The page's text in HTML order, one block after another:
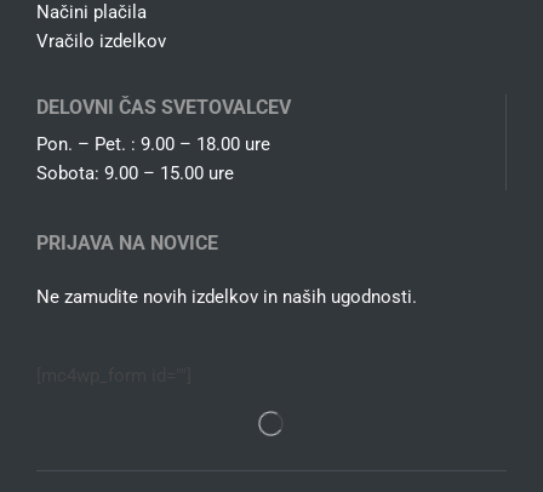
Načini plačila
Vračilo izdelkov
DELOVNI ČAS SVETOVALCEV
Pon. – Pet. : 9.00 – 18.00 ure
Sobota: 9.00 – 15.00 ure
PRIJAVA NA NOVICE
Ne zamudite novih izdelkov in naših ugodnosti.